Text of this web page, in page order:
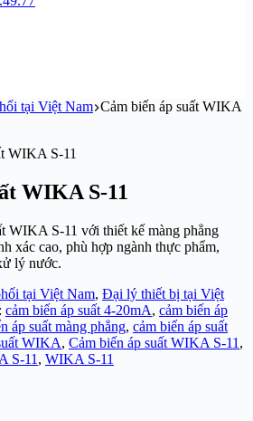
tại Việt Nam Cảm biến áp suất WIKA
WIKA S-11
WIKA S-11 với thiết kế màng phẳng
xác cao, phù hợp ngành thực phẩm,
lý nước.
tại Việt Nam, Đại lý thiết bị tại Việt
cảm biến áp suất 4-20mA, cảm biến áp
áp suất màng phẳng, cảm biến áp suất
WIKA, Cảm biến áp suất WIKA S-11 ,
S-11 , WIKA S-11